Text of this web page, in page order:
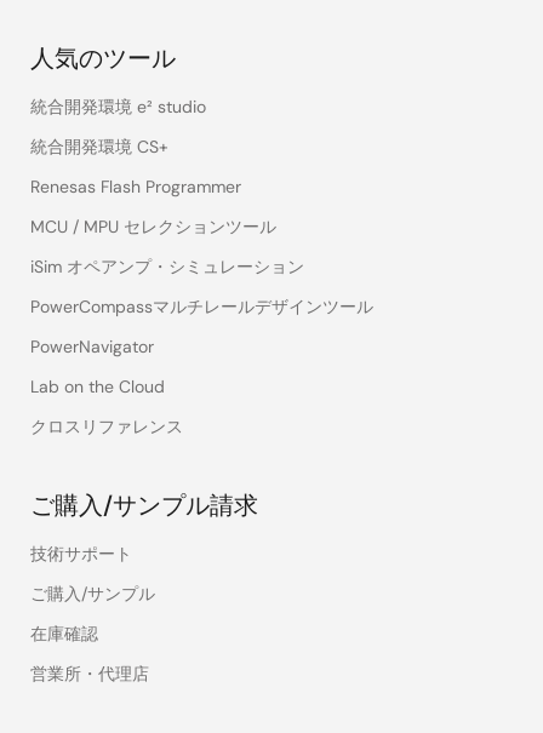
人気のツール
統合開発環境 e² studio
統合開発環境 CS+
Renesas Flash Programmer
MCU / MPU セレクションツール
iSim オペアンプ・シミュレーション
PowerCompassマルチレールデザインツール
PowerNavigator
Lab on the Cloud
クロスリファレンス
ご購入/サンプル請求
技術サポート
ご購入/サンプル
在庫確認
営業所・代理店